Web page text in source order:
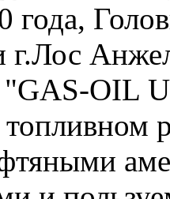
года,
"GAS-OIL